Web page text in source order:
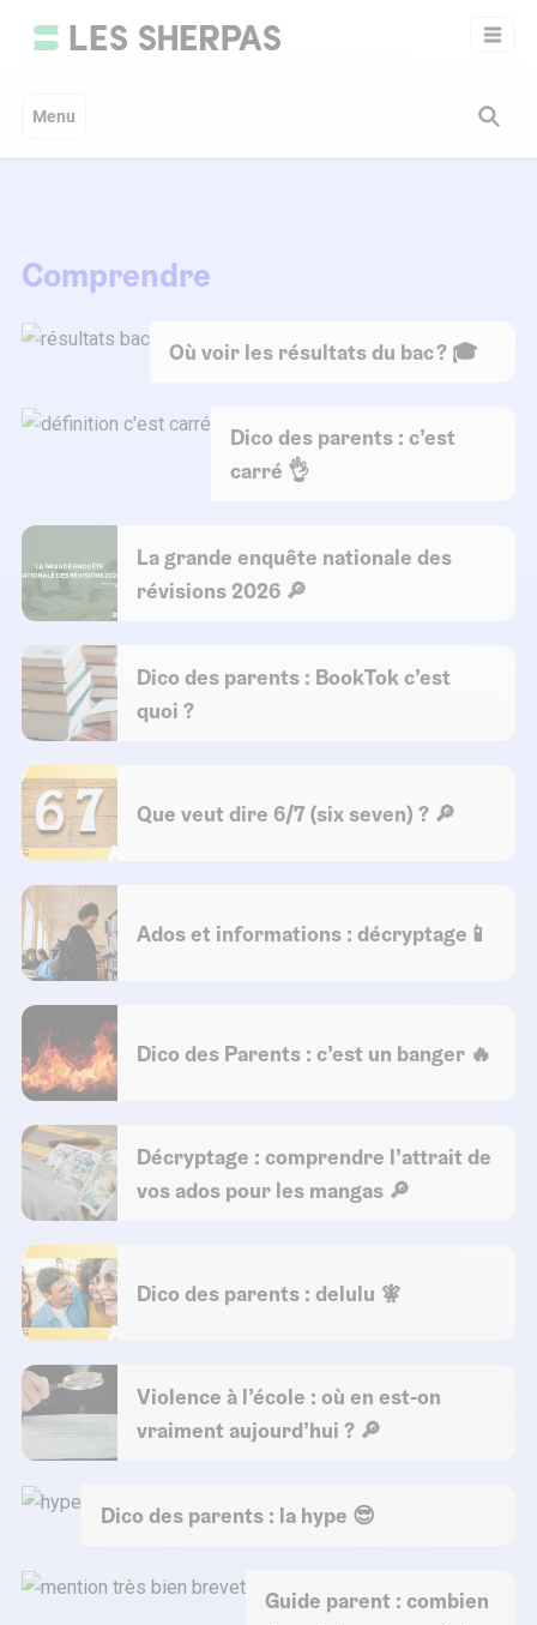
Menu
Comprendre
Où voir les résultats du bac ? 🎓
Dico des parents : c’est
carré 👌
La grande enquête nationale des
révisions 2026 🔎
Dico des parents : BookTok c’est
quoi ?
Que veut dire 6/7 (six seven) ? 🔎
Ados et informations : décryptage📱
Dico des Parents : c’est un banger 🔥
Décryptage : comprendre l’attrait de
vos ados pour les mangas 🔎
Dico des parents : delulu 🧚
Violence à l’école : où en est-on
vraiment aujourd’hui ? 🔎
Dico des parents : la hype 😎
Guide parent : combien